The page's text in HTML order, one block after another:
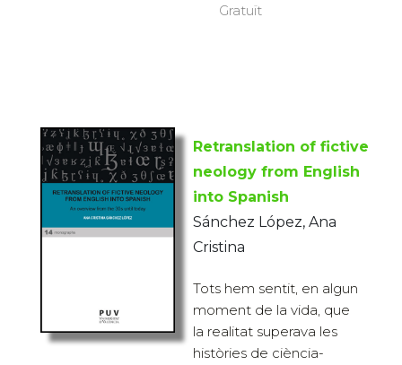
Gratuït
Retranslation of fictive
neology from English
into Spanish
Sánchez López, Ana
Cristina
Tots hem sentit, en algun
moment de la vida, que
la realitat superava les
històries de ciència-